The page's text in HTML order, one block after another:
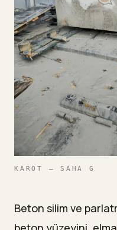
KAROT — SAHA G
Beton silim ve